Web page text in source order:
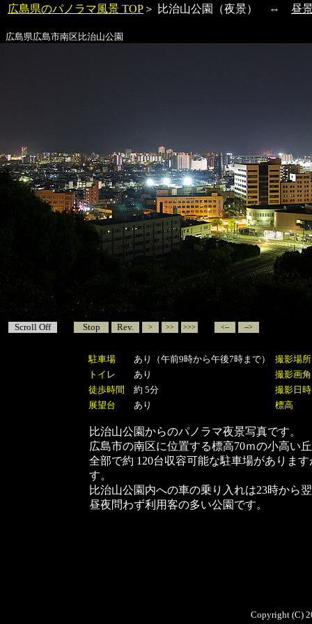
広島県のパノラマ風景 TOP ＞ 比治山公園 （夜景） ⇔ 昼
広島県広島市南区比治山公園
Scroll Off Stop Rev. > >> >>> <-- -->
駐車場 あり（午前9時から午後7時まで）
撮影場所
トイレ
あり
撮影画角
徒歩時間
約 5分
撮影日時
展望台
あり 標高
比治山公園からのパノラマ夜景写真です。
広島市の南区に位置する標高70ｍの小高い
全部で約 120台収容可能な駐車場がありま
す。
比治山公園内への車の乗り入れは23時から
昼夜問わず利用客の多い公園です。
Copyright (C)